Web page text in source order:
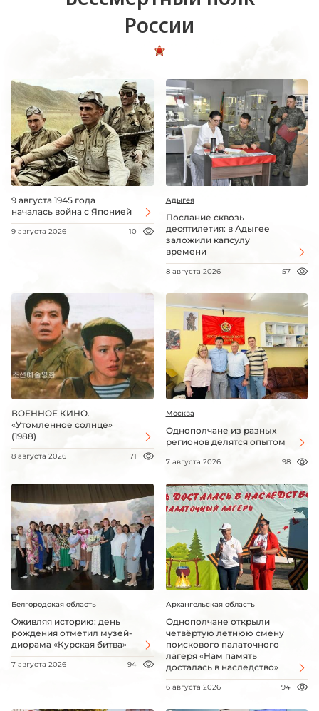
России
9 августа 1945 года
началась война с Японией
9 августа 2026 10
Адыгея
Послание сквозь
десятилетия: в Адыгее
заложили капсулу
времени
8 августа 2026 57
ВОЕННОЕ КИНО.
«Утомленное солнце»
(1988)
8 августа 2026 71
Москва
Однополчане из разных
регионов делятся опытом
7 августа 2026 98
Белгородская область
Оживляя историю: день
рождения отметил музей-
диорама «Курская битва»
7 августа 2026 94
Архангельская область
Однополчане открыли
четвёртую летнюю смену
поискового палаточного
лагеря «Нам память
досталась в наследство»
6 августа 2026 94